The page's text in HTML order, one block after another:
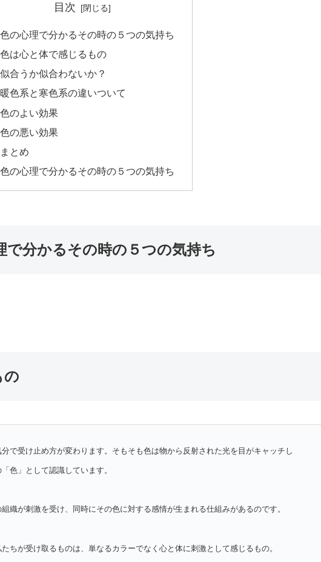
目次
色の心理で分かるその時の５つの気持ち
色は心と体で感じるもの
似合うか似合わないか？
暖色系と寒色系の違いついて
色のよい効果
色の悪い効果
まとめ
色の心理で分かるその時の５つの気持ち
で分かるその時の５つの気持ち
の
で受け止め方が変わります。そもそも色は物から反射された光を目がキャッチし
色」として認識しています。
織が刺激を受け、同時にその色に対する感情が生まれる仕組みがあるのです。
ちが受け取るものは、単なるカラーでなく心と体に刺激として感じるもの。